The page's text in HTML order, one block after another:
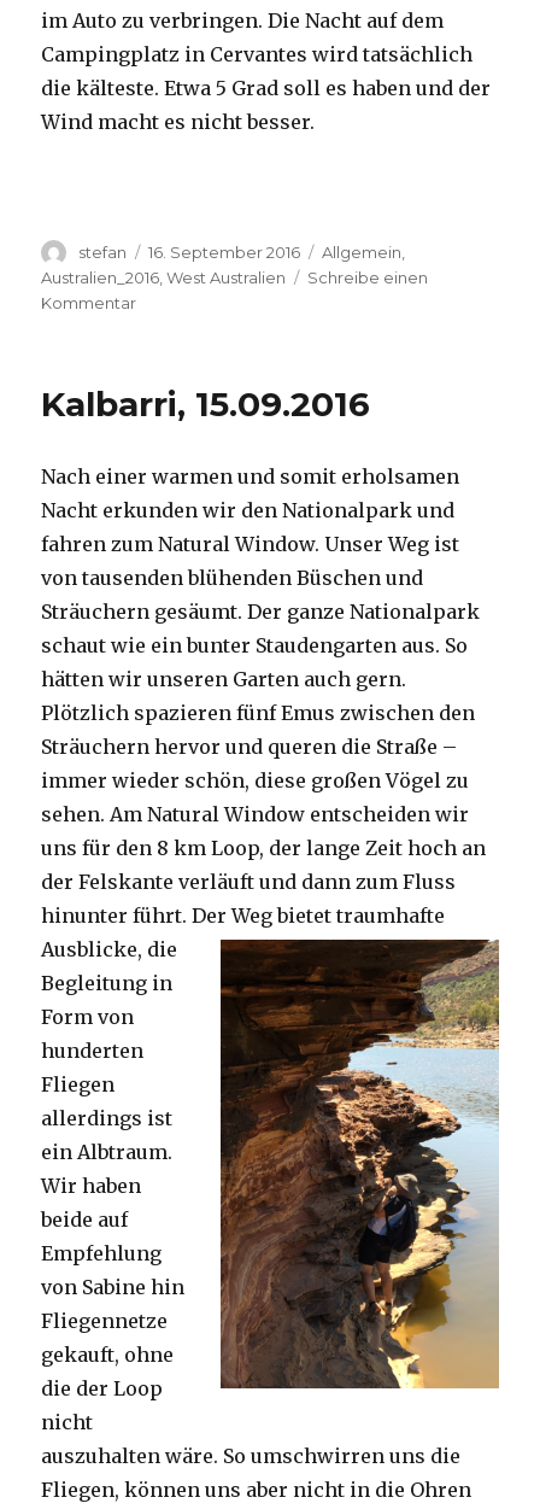
im Auto zu verbringen. Die Nacht auf dem
Campingplatz in Cervantes wird tatsächlich
die kälteste. Etwa 5 Grad soll es haben und der
Wind macht es nicht besser.
Autor
stefan
Veröffentlicht
am
16. September 2016 Kategorien
Allgemein
Australien_2016 ,West Australien
Schreibe einen
Kommentarzu
Kalbarri, 15.09.2016
Nach einer warmen und somit erholsamen
Nacht erkunden wir den Nationalpark und
fahren zum Natural Window. Unser Weg ist
von tausenden blühenden Büschen und
Sträuchern gesäumt. Der ganze Nationalpark
schaut wie ein bunter Staudengarten aus. So
hätten wir unseren Garten auch gern.
Plötzlich spazieren fünf Emus zwischen den
Sträuchern hervor und queren die Straße –
immer wieder schön, diese großen Vögel zu
sehen. Am Natural Window entscheiden wir
uns für den 8 km Loop, der lange Zeit hoch an
der Felskante verläuft und dann zum Fluss
hinunter führt. Der Weg bietet traumhafte
Ausblicke, die
Begleitung in
Form von
hunderten
Fliegen
allerdings ist
ein Albtraum.
Wir haben
beide auf
Empfehlung
von Sabine hin
Fliegennetze
gekauft, ohne
die der Loop
nicht
auszuhalten wäre. So umschwirren uns die
Fliegen, können uns aber nicht in die Ohren